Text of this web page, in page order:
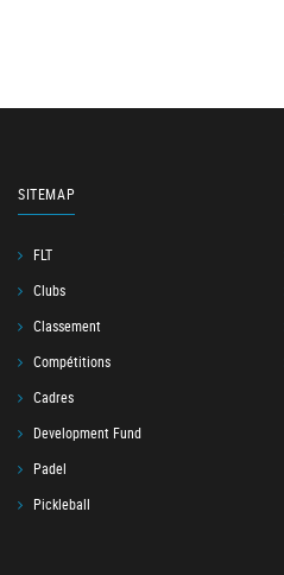
SITEMAP
FLT
Clubs
Classement
Compétitions
Cadres
Development Fund
Padel
Pickleball